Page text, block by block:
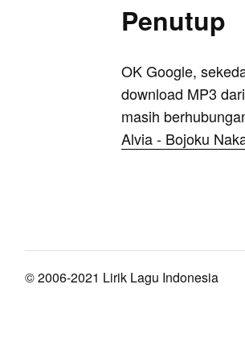
Penutup
OK Google,
download MP3
masih
Alvia - Bojoku
© 2006-2021 Lirik Lagu Indonesia